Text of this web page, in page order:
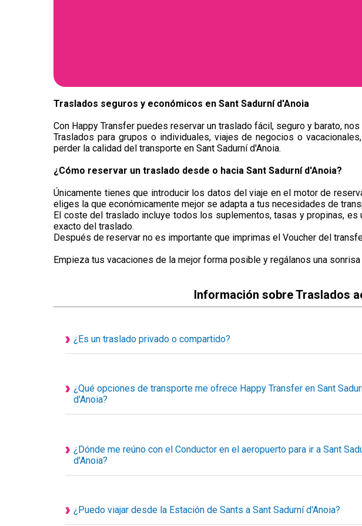
Traslados seguros y económicos en ​Sant Sadurní d'Anoia
Con Happy Transfer puedes reservar un traslado fácil, seguro y barato,
Traslados para grupos o individuales, viajes de negocios o
perder la calidad del transporte en Sant Sadurní d'Anoia.
¿Cómo reservar un traslado desde o hacia Sant Sadurní d'Anoia?
Únicamente tienes que introducir los datos del viaje en el motor de
eliges la que económicamente mejor se adapta a tus necesidades de
El coste del traslado incluye todos los suplementos, tasas y propinas,
exacto del traslado.
Después de reservar no es importante que imprimas el Voucher del
Empieza tus vacaciones de la mejor forma posible y regálanos una
Información sobre Traslados
¿Es un traslado privado o compartido?
Todos nuestros servicios de transporte disponibles son actualmente
¿Qué opciones de transporte me ofrece Happy Transfer en Sant
d'Anoia?
1. Taxi privado
4. Minibús privado
¿Dónde me reúno con el Conductor en el aeropuerto para ir a Sant
d'Anoia?
Su conductor le esperará en el hall de llegadas del aeropuerto, para
Recuerde que siempre nos puede contactar llamándonos o enviándonos un
¿Puedo viajar desde la Estación de Sants a Sant Sadurní d'Anoia?
Por supuesto que sí, su chofer le recogerá en punto de encuentro de la